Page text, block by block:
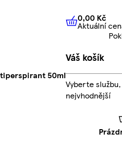
50ml
0,00 Kč
0,00 Kč
Aktuální
Váš košík
Vyberte
nejvhodnější